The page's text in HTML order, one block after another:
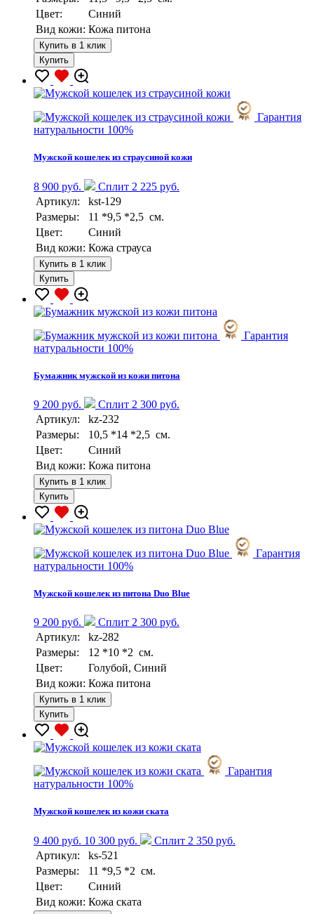
Цвет:
Синий
Вид кожи: Кожа питона
Купить в 1 клик
Купить
Гарантия
натуральности 100%
Мужской кошелек из страусиной кожи
8 900 руб.
Сплит 2 225 руб.
Артикул:
kst-129
Размеры:
11 *9,5 *2,5 см.
Цвет:
Синий
Вид кожи: Кожа страуса
Купить в 1 клик
Купить
Гарантия
натуральности 100%
Бумажник мужской из кожи питона
9 200 руб.
Сплит 2 300 руб.
Артикул:
kz-232
Размеры:
10,5 *14 *2,5 см.
Цвет:
Синий
Вид кожи: Кожа питона
Купить в 1 клик
Купить
Гарантия
натуральности 100%
Мужской кошелек из питона Duo Blue
9 200 руб.
Сплит 2 300 руб.
Артикул:
kz-282
Размеры:
12 *10 *2 см.
Цвет:
Голубой, Синий
Вид кожи: Кожа питона
Купить в 1 клик
Купить
Гарантия
натуральности 100%
Мужской кошелек из кожи ската
9 400 руб. 10 300 руб.
Сплит 2 350 руб.
Артикул:
ks-521
Размеры:
11 *9,5 *2 см.
Цвет:
Синий
Вид кожи: Кожа ската